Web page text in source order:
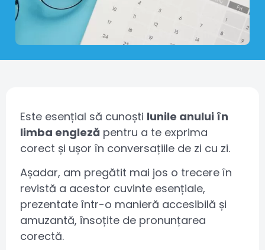
Este esențial să cunoști lunile anului în
limba engleză pentru a te exprima
corect și ușor în conversațiile de zi cu zi.
Așadar, am pregătit mai jos o trecere în
revistă a acestor cuvinte esențiale,
prezentate într-o manieră accesibilă și
amuzantă, însoțite de pronunțarea
corectă.